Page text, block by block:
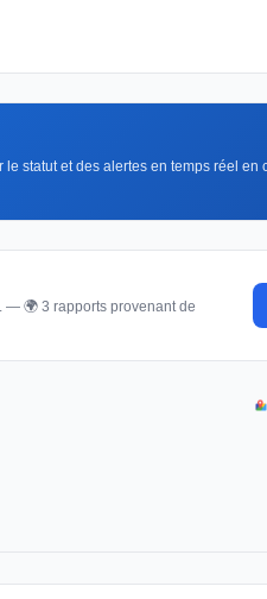
statut et des alertes en temps réel en
— 🌍 3 rapports provenant de